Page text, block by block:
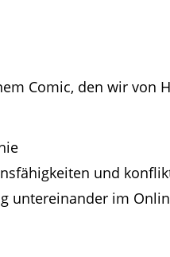
Comic, den wir von
und
untereinander im